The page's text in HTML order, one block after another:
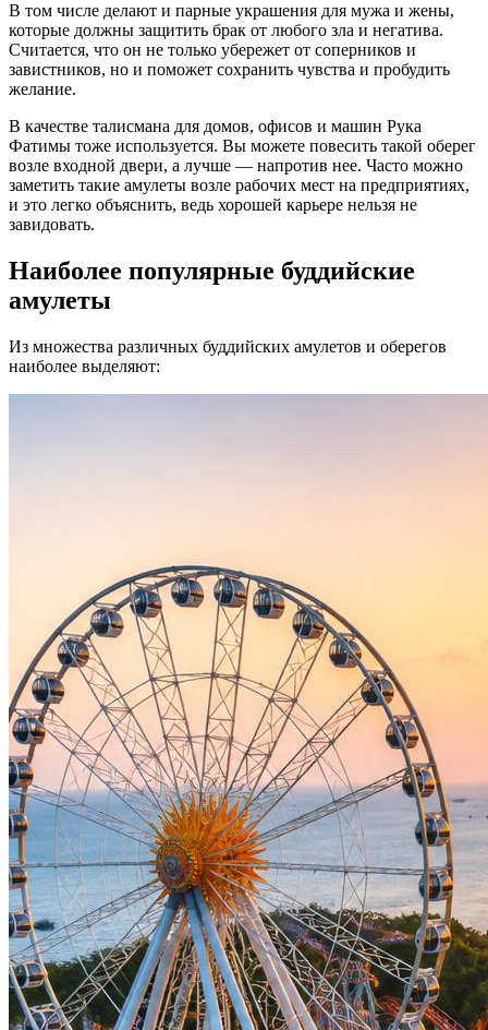
В том числе делают и парные украшения для мужа и жены,
которые должны защитить брак от любого зла и негатива.
Считается, что он не только убережет от соперников и
завистников, но и поможет сохранить чувства и пробудить
желание.
В качестве талисмана для домов, офисов и машин Рука
Фатимы тоже используется. Вы можете повесить такой оберег
возле входной двери, а лучше — напротив нее. Часто можно
заметить такие амулеты возле рабочих мест на предприятиях,
и это легко объяснить, ведь хорошей карьере нельзя не
завидовать.
Наиболее популярные буддийские
амулеты
Из множества различных буддийских амулетов и оберегов
наиболее выделяют: